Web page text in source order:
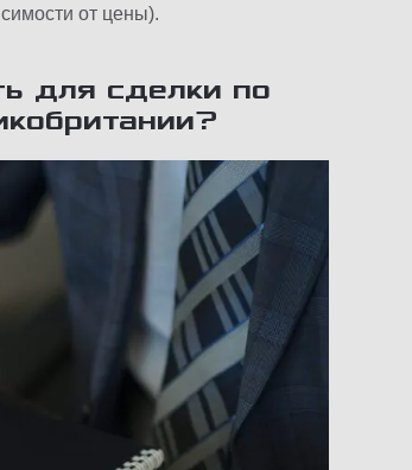
от цены).
для сделки по